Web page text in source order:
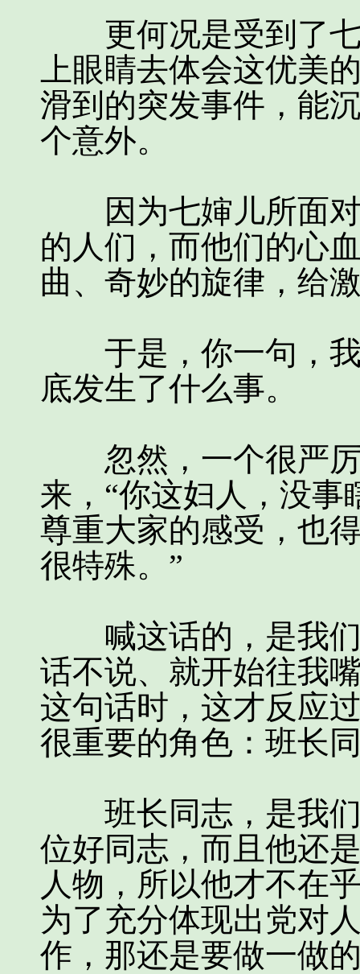
更何况是受到了七
上眼睛去体会这优美
滑到的突发事件，能
个意外。
因为七婶儿所面对
的人们，而他们的心
曲、奇妙的旋律，给
于是，你一句，我
底发生了什么事。
忽然，一个很严厉
来，“你这妇人，没
尊重大家的感受，也
很特殊。”
喊这话的，是我们
话不说、就开始往我
这句话时，这才反应
很重要的角色：班长
班长同志，是我们
位好同志，而且他还
人物，所以他才不在
为了充分体现出党对
作，那还是要做一做